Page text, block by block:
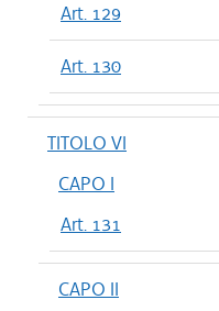
Art. 129
Art. 130
TITOLO VI
CAPO I
Art. 131
CAPO II